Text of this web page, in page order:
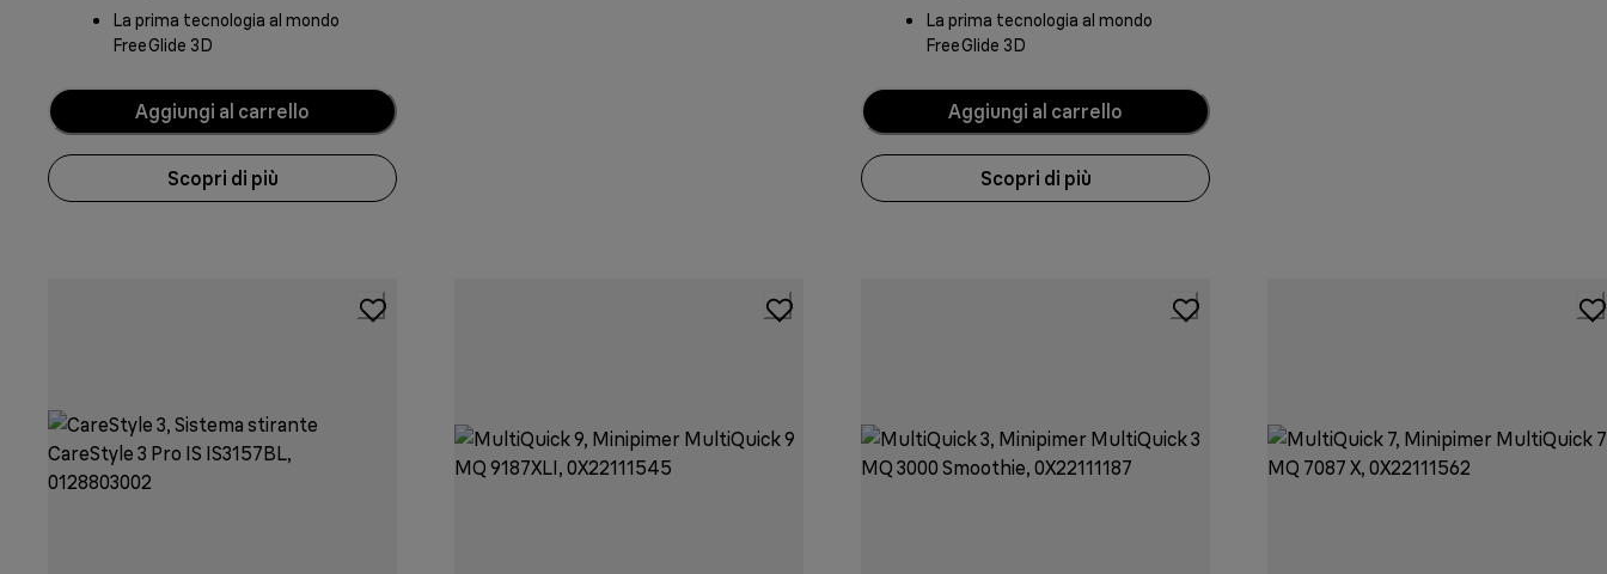
La prima tecnologia al mondo
FreeGlide 3D
Aggiungi al carrello
Scopri di più
La prima tecnologia al mondo
FreeGlide 3D
Aggiungi al carrello
Scopri di più